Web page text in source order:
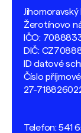
Jihomoravský
Žerotínovo
IČO:
DIČ:
ID datové
Číslo
27-
Telefon:541